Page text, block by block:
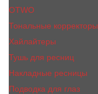
OTWO
Тональные корректоры
Хайлайтеры
Тушь для ресниц
Накладные ресницы
Подводка для глаз